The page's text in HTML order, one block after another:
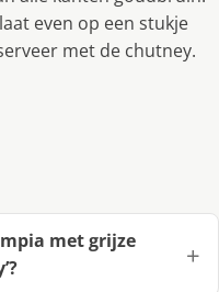
even op een stukje
met de chutney.
met grijze